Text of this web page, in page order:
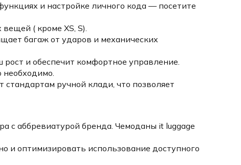
и настройке личного кода — посетите
( кроме XS, S).
багаж от ударов и механических
и обеспечит комфортное управление.
необходимо.
ручной клади, что позволяет
с аббревиатурой бренда. Чемоданы it luggage
и оптимизировать использование доступного